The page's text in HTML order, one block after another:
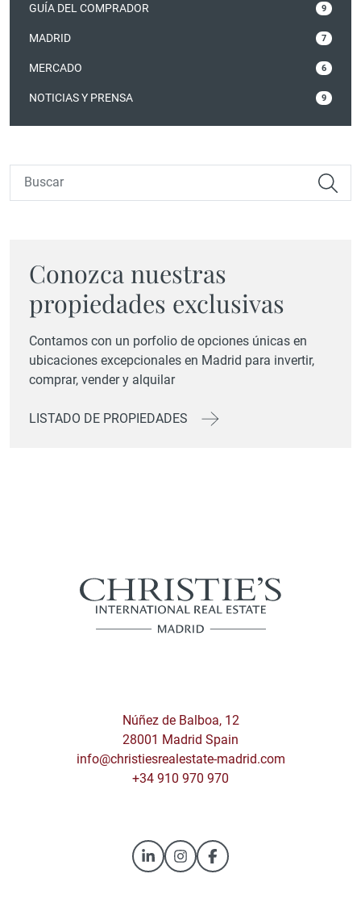
GUÍA DEL COMPRADOR 9
MADRID 7
MERCADO 6
NOTICIAS Y PRENSA 9
Conozca nuestras
propiedades exclusivas
Contamos con un porfolio de opciones únicas en
ubicaciones excepcionales en Madrid para invertir,
comprar, vender y alquilar
LISTADO DE PROPIEDADES
Núñez de Balboa, 12
28001 Madrid Spain
info@christiesrealestate-madrid.com
+34 910 970 970